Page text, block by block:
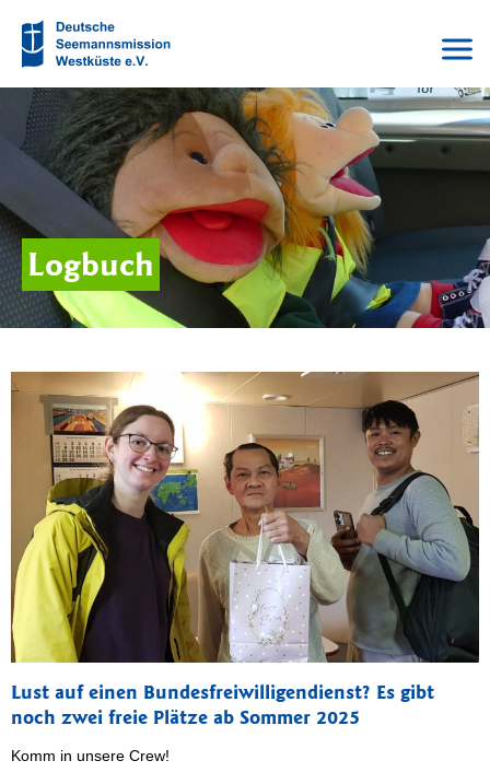
Logbuch
Lust auf einen Bundesfreiwilligendienst? Es gibt
noch zwei freie Plätze ab Sommer 2025
Komm in unsere Crew!